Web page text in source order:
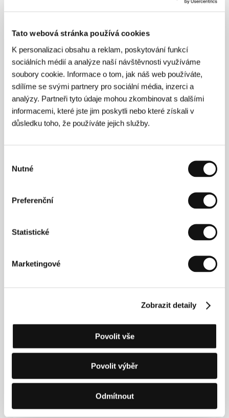
Tato webová stránka používá cookies
K personalizaci obsahu a reklam, poskytování funkcí
sociálních médií a analýze naší návštěvnosti využíváme
soubory cookie. Informace o tom, jak náš web používáte,
sdílíme se svými partnery pro sociální média, inzerci a
analýzy. Partneři tyto údaje mohou zkombinovat s dalšími
informacemi, které jste jim poskytli nebo které získali v
důsledku toho, že používáte jejich služby.
souhlasu
Nutné
Preferenční
Statistické
Marketingové
Zobrazit detaily
Povolit vše
Povolit výběr
Odmítnout
O filmu
91 min / Barevný, 35 mm
Režie Mani Maserrat-Agah / ScénářJens Jonsson
Andréas Lennartsson
Martin
Willert/ StřihKristin Grundström/ ProducentOlle
Wirenhed/ VýrobaGötaFilm AB/ HrajíChanelle
Lindell, Poyan Karimi, Oliver Ingrosso, Fredrika
Swedish Film Institute
Tel: +46 866 511 00